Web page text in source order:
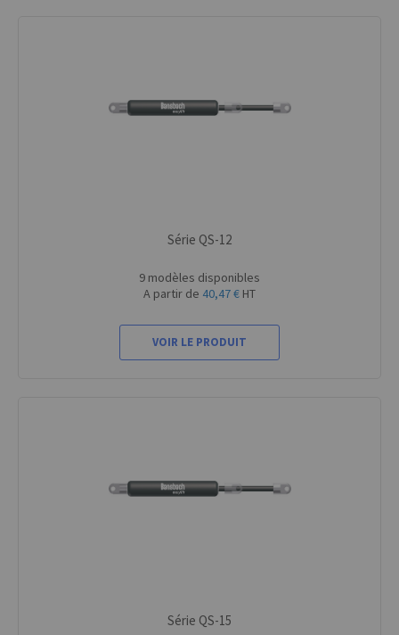
Série QS-12
9 modèles disponibles
A partir de 40,47 € HT
VOIR LE PRODUIT
Série QS-15